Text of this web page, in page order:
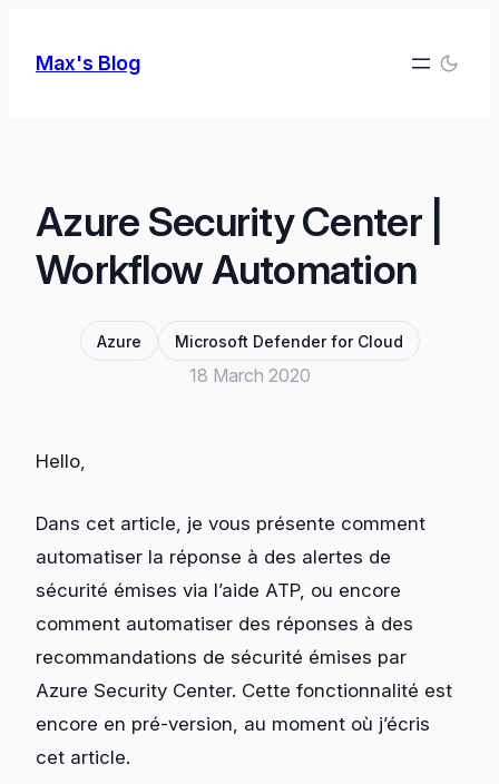
Max's Blog
Azure Security Center |
Workflow Automation
Azure Microsoft Defender for Cloud
18 March 2020
Hello,
Dans cet article, je vous présente comment
automatiser la réponse à des alertes de
sécurité émises via l’aide ATP, ou encore
comment automatiser des réponses à des
recommandations de sécurité émises par
Azure Security Center. Cette fonctionnalité est
encore en pré-version, au moment où j’écris
cet article.